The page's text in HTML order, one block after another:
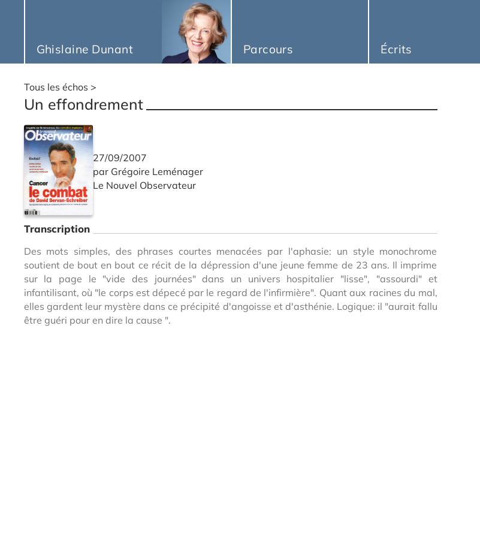
Ghislaine Dunant Parcours Écrits
Tous les échos
Un effondrement
27/09/2007
par Grégoire Leménager
Le Nouvel Observateur
Transcription
Des mots simples, des phrases courtes menacées par l'aphasie: un style monochrome
soutient de bout en bout ce récit de la dépression d'une jeune femme de 23 ans. Il imprime
sur la page le "vide des journées" dans un univers hospitalier "lisse", "assourdi" et
infantilisant, où "le corps est dépecé par le regard de l'infirmière". Quant aux racines du mal,
elles gardent leur mystère dans ce précipité d'angoisse et d'asthénie. Logique: il "aurait fallu
être guéri pour en dire la cause ".